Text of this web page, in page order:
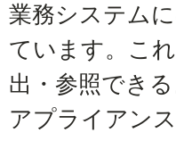
業務システム
ています。こ
出・参照でき
アプライアン